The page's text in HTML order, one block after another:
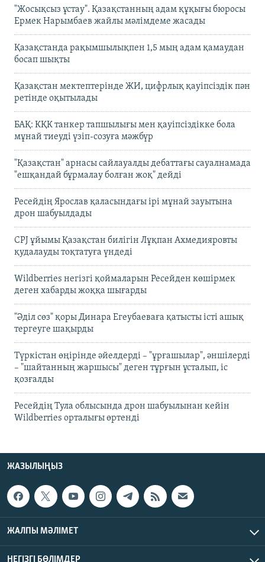
"Жосықсыз ұстау". Қазақстанның адам құқығы бюросы
Ермек Нарымбаев жайлы мәлімдеме жасады
Қазақстанда рақымшылықпен 1,5 мың адам қамаудан
босап шықты
Қазақстан мектептерінде ЖИ, цифрлық қауіпсіздік пән
ретінде оқытылады
БАҚ: КҚК танкер тапшылығы мен қауіпсіздікке бола
мұнай тиеуді үзіп-созуға мәжбүр
"Қазақстан" арнасы сайлауалды дебаттағы сауалнамада
"ешқандай бұрмалау болған жоқ" дейді
Ресейдің Ярослав қаласындағы ірі мұнай зауытына
дрон шабуылдады
CPJ ұйымы Қазақстан билігін Лұқпан Ахмедияровты
қудалауды тоқтатуға үндеді
Wildberries негізгі қоймаларын Ресейден көшірмек
деген хабарды жоққа шығарды
"Әділ сөз" қоры Динара Егеубаеваға қатысты істі ашық
тергеуге шақырды
Түркістан өңірінде әйелдерді – "ұрғашылар", әншілерді
– "шайтанның жаршысы" деген тұрғын ұсталып, іс
қозғалды
Ресейдің Тула облысында дрон шабуылынан кейін
Wildberries орталығы өртенді
ЖАЗЫЛЫҢЫЗ
ЖАЛПЫ МӘЛІМЕТ
НЕГІЗГІ БӨЛІМДЕР